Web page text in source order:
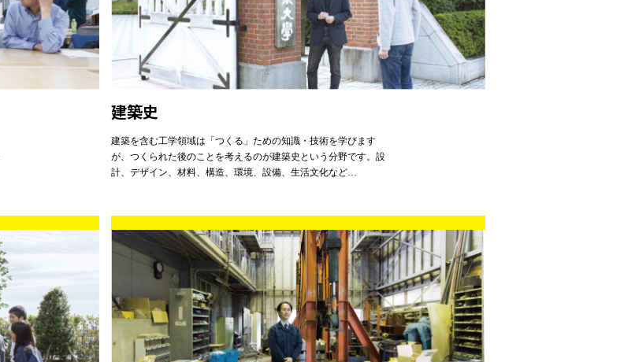
建築史
建築を含む工学領域は「つくる」ための知識・技術を学びます
が、つくられた後のことを考えるのが建築史という分野です。設
計、デザイン、材料、構造、環境、設備、生活文化など…